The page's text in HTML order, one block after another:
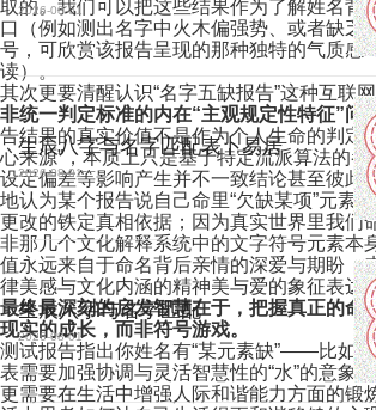
取的。我们可以把这些结果作为了解姓名背
口（例如测出名字中火木偏强势、或者缺乏
号，可欣赏该报告呈现的那种独特的气质感
读）。
其次更要清醒认识“名字五缺报告”这种互联
非统一判定标准的内在“主观规定性特征”问
告结果的真实价值不是作为个人生命的判定
心来源”，本质上只是基于特定流派算法的参
设定偏差等影响产生并不一致结论甚至彼此
地认为某个报告说自己命里“欠缺某项”元素
更改的铁定真相依据；因为真实世界里我们
非那几个文化解释系统中的文字符号元素本
值永远来自于命名背后亲情的深爱与期盼，
律美感与文化内涵的精神美与爱的象征表达
最终最深刻的启发智慧在于，把握真正的命
现实的成长，而非符号游戏。
测试报告指出你姓名有“某元素缺”——比如
表需要加强协调与灵活智慧性的“水”的意象
更需要在生活中增强人际和谐能力方面的
2026-08-01
生辰八字与名字匹配表卜易居
2026-08-01
生辰八字与名字匹配
2026-08-01